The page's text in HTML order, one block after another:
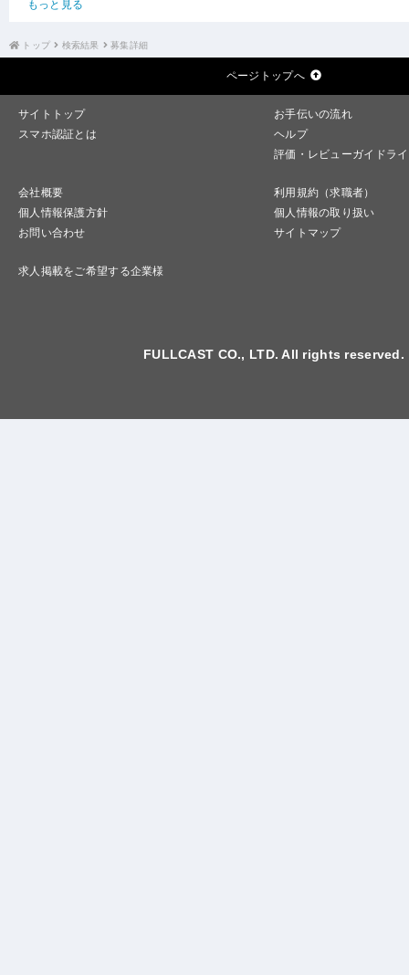
もっと見る
トップ 検索結果 募集詳細
ページトップへ
サイトトップ
お手伝いの流れ
スマホ認証とは
ヘルプ
評価・レビューガイドラ
会社概要
利用規約（求職者）
個人情報保護方針
個人情報の取り扱い
お問い合わせ
サイトマップ
求人掲載をご希望する企業様
FULLCAST CO., LTD. All rights reserved.